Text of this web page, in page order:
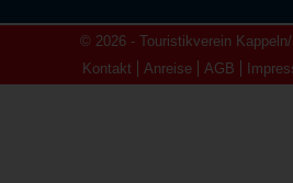
© 2026 - Touristikverein
Kontakt
Anreise AGB